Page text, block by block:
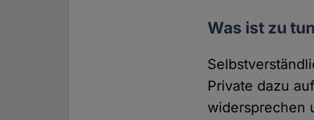
Was ist zu
Private dazu
widersprechen